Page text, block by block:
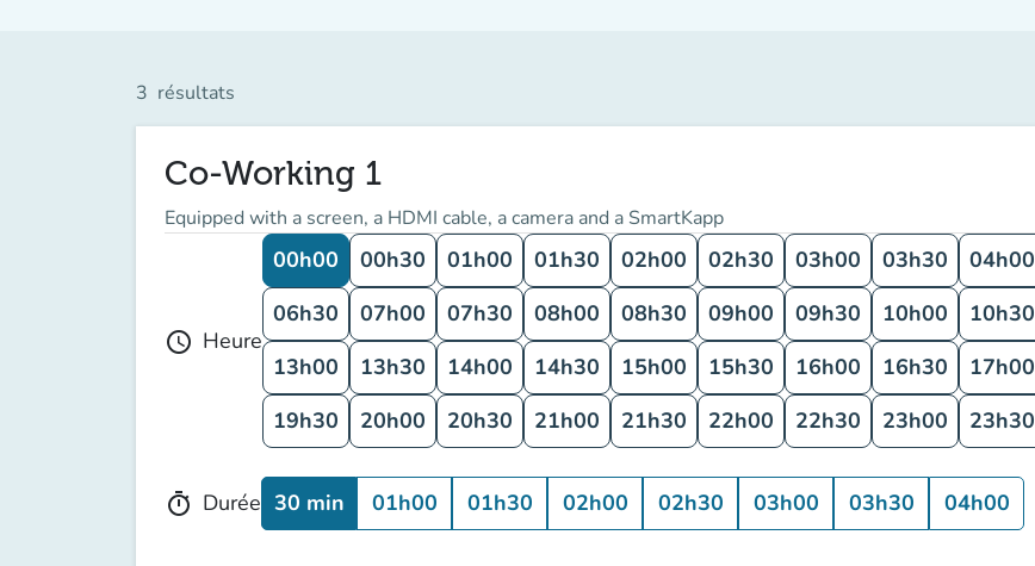
3 résultats
Co-Working 1
Equipped with a screen, a HDMI cable, a camera and a SmartKapp
schedule Heure
00h00 00h30 01h00 01h30 02h00 02h30 03h00 03h30 04h00
06h30
07h00 07h30 08h00 08h30 09h00 09h30 10h00 10h30
13h00
13h30 14h00 14h30 15h00 15h30 16h00 16h30 17h00
19h30
20h00 20h30 21h00 21h30 22h00 22h30 23h00 23h30
timer Durée 30 min 01h00 01h30 02h00 02h30 03h00 03h30 04h00